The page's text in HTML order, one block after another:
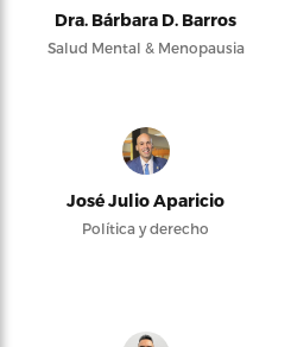
Dra. Bárbara D. Barros
Salud Mental & Menopausia
José Julio Aparicio
Política y derecho